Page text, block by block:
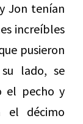
Jon tenían
increíbles
pusieron
lado, se
el pecho y
el décimo